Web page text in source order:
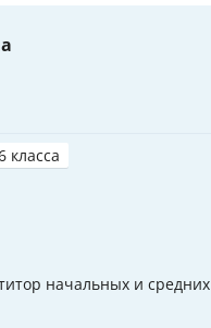
класса
начальных и средних